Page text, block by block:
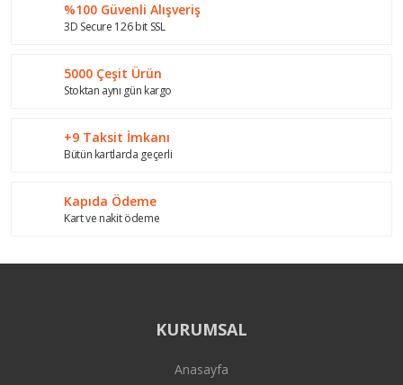
Ürün bilgilerinde hatalar bulunuyor.
Bu ürüne benzer farklı alternatifler olmalı.
%100 Güvenli Alışveriş
3D Secure 126 bit SSL
5000 Çeşit Ürün
Stoktan aynı gün kargo
+9 Taksit İmkanı
Bütün kartlarda geçerli
Kapıda Ödeme
Kart ve nakit ödeme
KURUMSAL
Anasayfa